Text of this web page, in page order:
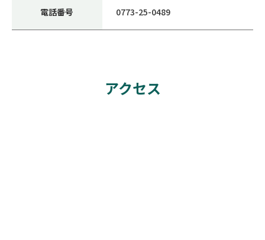
電話番号 0773-25-0489
アクセス